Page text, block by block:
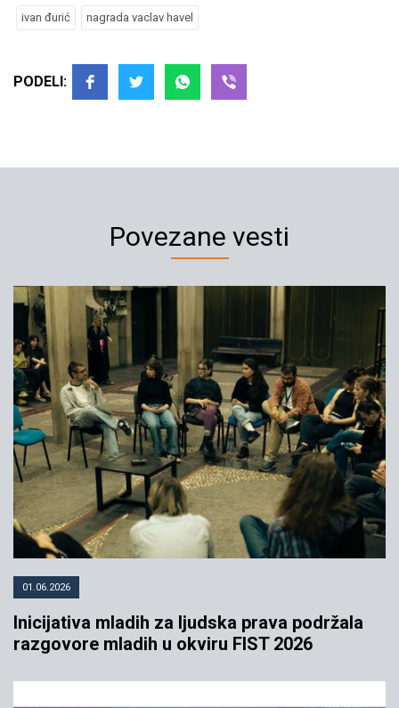
ivan đurić nagrada vaclav havel
PODELI:
Povezane vesti
01.06.2026
Inicijativa mladih za ljudska prava podržala
razgovore mladih u okviru FIST 2026